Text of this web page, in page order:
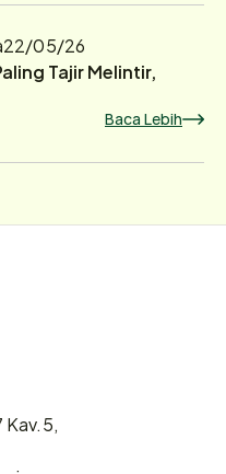
22/05/26
Tajir Melintir,
Baca Lebih
Kav.5,